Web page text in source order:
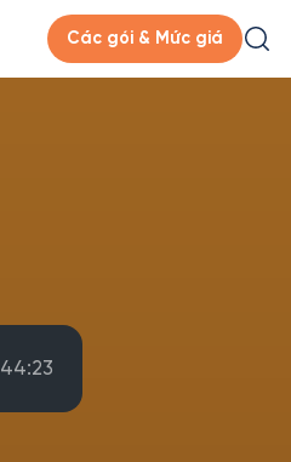
Các gói & Mức giá
44:23